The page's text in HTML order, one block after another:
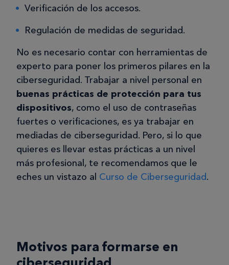
Verificación de los accesos.
Regulación de medidas de seguridad.
No es necesario contar con herramientas de
experto para poner los primeros pilares en la
ciberseguridad. Trabajar a nivel personal en
buenas prácticas de protección para tus
dispositivos, como el uso de contraseñas
fuertes o verificaciones, es ya trabajar en
mediadas de ciberseguridad. Pero, si lo que
quieres es llevar estas prácticas a un nivel
más profesional, te recomendamos que le
eches un vistazo al Curso de Ciberseguridad.
Motivos para formarse en